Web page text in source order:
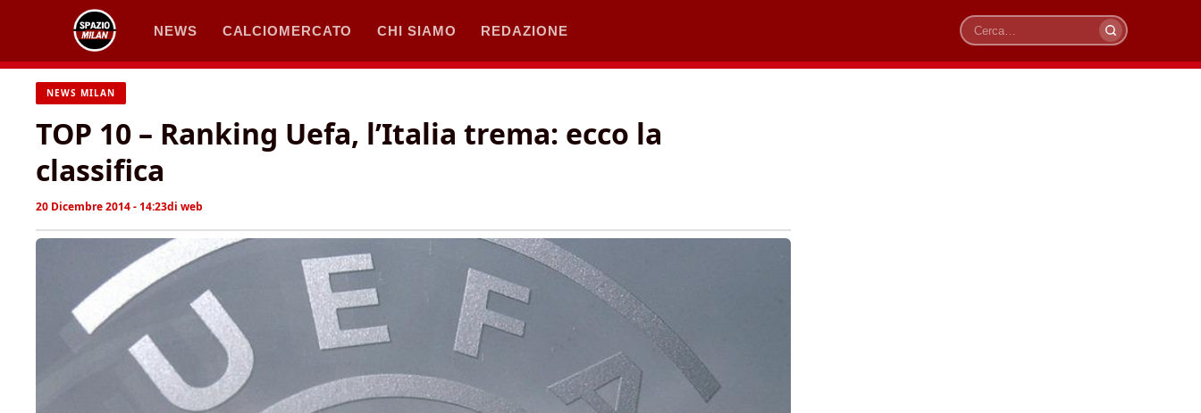
contenuto
NEWS CALCIOMERCATO CHI SIAMO REDAZIONE
Cerca
NEWS MILAN
TOP 10 – Ranking Uefa, l’Italia trema: ecco la
classifica
20 Dicembre 2014 - 14:23di web